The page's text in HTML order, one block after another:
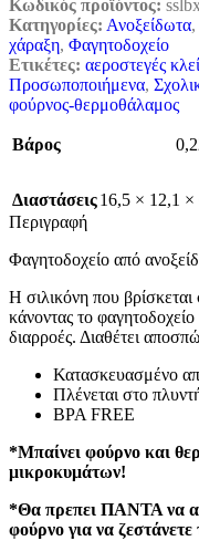
Κωδικός προϊόντος:
Κατηγορίες: Ανοξείδωτα,
χάραξη, Φαγητοδοχείο
Ετικέτες: αεροστεγές
Προσωποποιήμενα,
φούρνος-θερμοθάλαμος
Βάρος
Διαστάσεις16,5 × 12,1 ×
Περιγραφή
Φαγητοδοχείο από
Η σιλικόνη που βρίσκεται
κάνοντας το
διαρροές. Διαθέτει
Κατασκευασμένο
Πλένεται στο
BPA FREE
*Μπαίνει φούρνο και
μικροκυμάτων!
*Θα πρεπει ΠΑΝΤΑ να
φούρνο για να